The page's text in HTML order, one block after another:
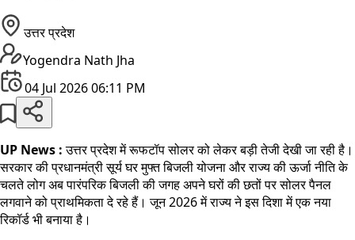
उत्तर प्रदेश
Yogendra Nath Jha
04 Jul 2026 06:11 PM
UP News :उत्तर प्रदेश में रूफटॉप सोलर को लेकर बड़ी तेजी देखी जा रही है।
सरकार की प्रधानमंत्री सूर्य घर मुफ्त बिजली योजना और राज्य की ऊर्जा नीति के
चलते लोग अब पारंपरिक बिजली की जगह अपने घरों की छतों पर सोलर पैनल
लगवाने को प्राथमिकता दे रहे हैं। जून 2026 में राज्य ने इस दिशा में एक नया
रिकॉर्ड भी बनाया है।